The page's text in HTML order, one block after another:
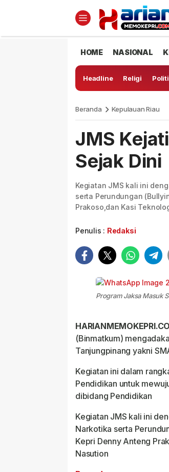
HOME NASIONAL
Headline Religi
Beranda Kepulauan Riau
JMS
Sejak Dini
Kegiatan JMS kali ini
serta Perundungan
Prakoso,dan Kasi
Penulis : Redaksi
Program Jaksa Masuk
(Binmatkum)
Tanjungpinang yakni
Kegiatan ini dalam
Pendidikan untuk
dibidang Pendidikan
Kegiatan JMS kali ini
Narkotika serta
Kepri Denny Anteng
Nasution